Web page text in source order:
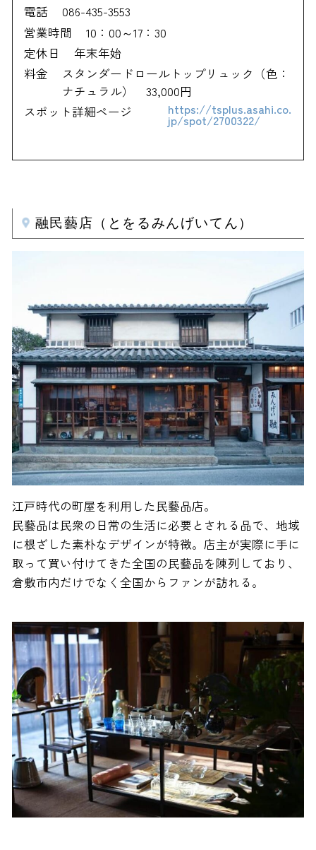
電話
086-435-3553
営業時間
10：00～17：30
定休日
年末年始
料金
スタンダードロールトップリュック（色：
ナチュラル） 33,000円
スポット詳細ページ
https://tsplus.asahi.co.
jp/spot/2700322/
融民藝店（とをるみんげいてん）
江戸時代の町屋を利用した民藝品店。
民藝品は民衆の日常の生活に必要とされる品で、地域
に根ざした素朴なデザインが特徴。店主が実際に手に
取って買い付けてきた全国の民藝品を陳列しており、
倉敷市内だけでなく全国からファンが訪れる。